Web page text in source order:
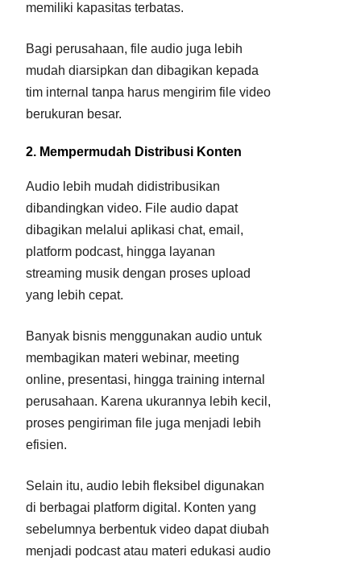
memiliki kapasitas terbatas.
Bagi perusahaan, file audio juga lebih
mudah diarsipkan dan dibagikan kepada
tim internal tanpa harus mengirim file video
berukuran besar.
2. Mempermudah Distribusi Konten
Audio lebih mudah didistribusikan
dibandingkan video. File audio dapat
dibagikan melalui aplikasi chat, email,
platform podcast, hingga layanan
streaming musik dengan proses upload
yang lebih cepat.
Banyak bisnis menggunakan audio untuk
membagikan materi webinar, meeting
online, presentasi, hingga training internal
perusahaan. Karena ukurannya lebih kecil,
proses pengiriman file juga menjadi lebih
efisien.
Selain itu, audio lebih fleksibel digunakan
di berbagai platform digital. Konten yang
sebelumnya berbentuk video dapat diubah
menjadi podcast atau materi edukasi audio